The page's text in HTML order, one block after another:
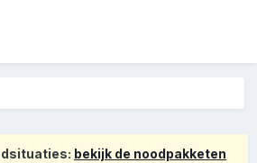
bekijk de noodpakketen